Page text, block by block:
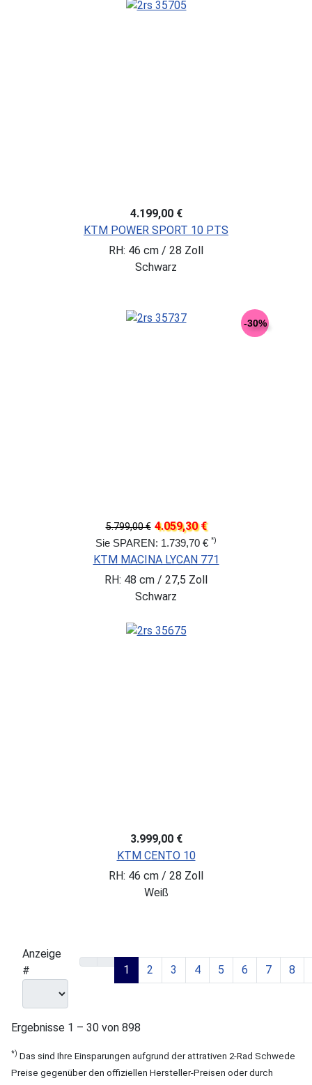
4.199,00 €
KTM POWER SPORT 10 PTS
RH: 46 cm / 28 Zoll
Schwarz
-30%
5.799,00 € 4.059,30 €
Sie SPAREN: 1.739,70 € *)
KTM MACINA LYCAN 771
RH: 48 cm / 27,5 Zoll
Schwarz
3.999,00 €
KTM CENTO 10
RH: 46 cm / 28 Zoll
Weiß
Anzeige
#
1 2 3 4 5 6 7 8
Ergebnisse 1 – 30 von 898
*) Das sind Ihre Einsparungen aufgrund der attrativen 2-Rad Schwede
Preise gegenüber den offiziellen Hersteller-Preisen oder durch